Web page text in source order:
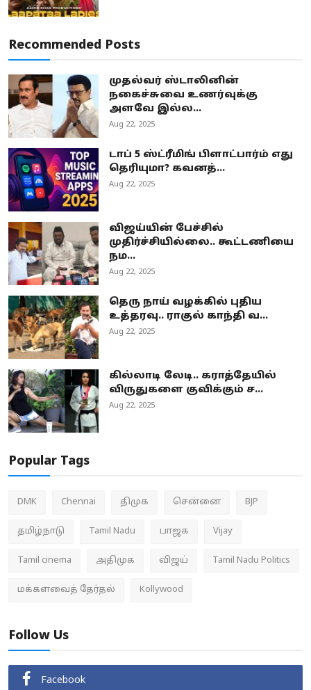
Recommended Posts
முதல்வர் ஸ்டாலினின்
நகைச்சுவை உணர்வுக்கு
அளவே இல்ல...
Aug 22, 2025
டாப் 5 ஸ்ட்ரீமிங் பிளாட்பார்ம் எது
தெரியுமா? கவனத்...
Aug 22, 2025
விஜய்யின் பேச்சில்
முதிர்ச்சியில்லை.. கூட்டணியை
நம...
Aug 22, 2025
தெரு நாய் வழக்கில் புதிய
உத்தரவு.. ராகுல் காந்தி வ...
Aug 22, 2025
கில்லாடி லேடி.. கராத்தேயில்
விருதுகளை குவிக்கும் ச...
Aug 22, 2025
Popular Tags
DMK Chennai திமுக சென்னை BJP
தமிழ்நாடு Tamil Nadu பாஜக Vijay
Tamil cinema அதிமுக விஜய் Tamil Nadu Politics
மக்களவைத் தேர்தல் Kollywood
Follow Us
Facebook